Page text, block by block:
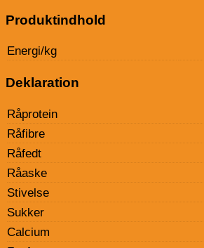
Produktindhold
Energi/kg
Deklaration
Råprotein
Råfibre
Råfedt
Råaske
Stivelse
Sukker
Calcium